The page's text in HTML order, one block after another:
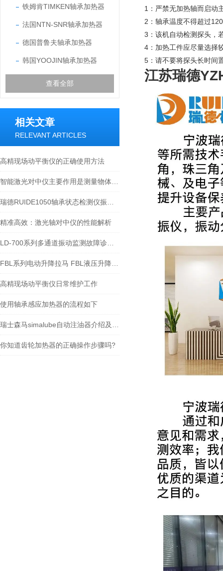
铁姆肯TIMKEN轴承加热器
法国NTN-SNR轴承加热器
德国普鲁夫轴承加热器
韩国YOOJIN轴承加热器
查看全部
相关文章
RELEVANT ARTICLES
高精现场动平衡仪的正确使用方法
精准高效：激光轴对中仪的性能解析
高精现场动平衡仪日常维护工作
使用轴承感应加热器的流程如下
你知道齿轮加热器的正确操作步骤吗?
1： 严禁无加热轴而启动
2： 轴承温度不得超过
3： 该机自动检测探头，
4： 加热工件应尽量选择
5：请不要将探头长时间
江苏瑞德